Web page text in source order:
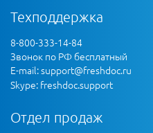
Техподдержка
8-800-333-14-84
Звонок по РФ бесплатный
E-mail:support@freshdoc.ru
Skype: freshdoc.support
Отдел продаж